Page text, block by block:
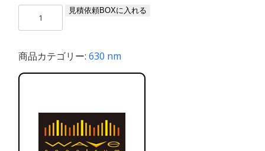
50M-
H9-
T-
見積依頼BOXに入れる
商品カテゴリー:630 nm